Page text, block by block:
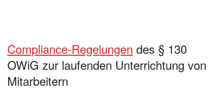
Compliance-Regelungen des § 130
OWiG zur laufenden Unterrichtung von
Mitarbeitern